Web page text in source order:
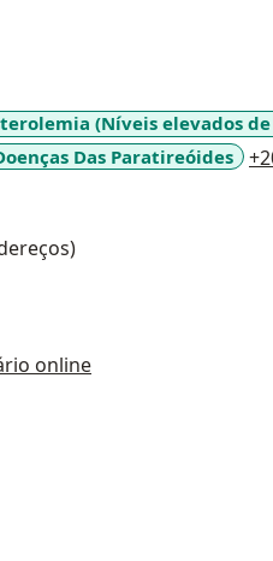
(Níveis elevados
Das Paratireóides
online